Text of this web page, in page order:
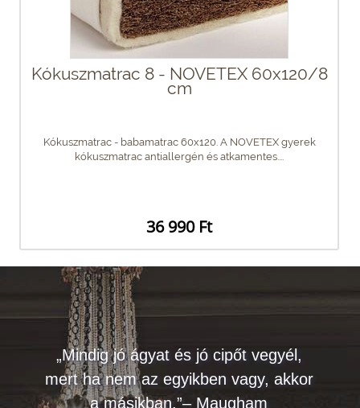
Kókuszmatrac 8 - NOVETEX 60x120/8
cm
Kókuszmatrac - babamatrac 60x120. A NOVETEX gyerek
kókuszmatrac antiallergén és atkamentes....
36 990 Ft
„Mindig jó ágyat és jó cipőt vegyél,
mert ha nem az egyikben vagy, akkor
a másikban.”– Maugham